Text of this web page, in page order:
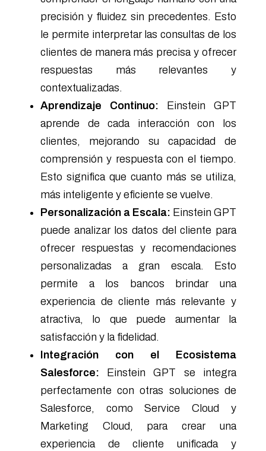
precisión y fluidez sin precedentes. Esto
le permite interpretar las consultas de los
clientes de manera más precisa y ofrecer
respuestas más relevantes y
contextualizadas.
Aprendizaje Continuo: Einstein GPT
aprende de cada interacción con los
clientes, mejorando su capacidad de
comprensión y respuesta con el tiempo.
Esto significa que cuanto más se utiliza,
más inteligente y eficiente se vuelve.
Personalización a Escala: Einstein GPT
puede analizar los datos del cliente para
ofrecer respuestas y recomendaciones
personalizadas a gran escala. Esto
permite a los bancos brindar una
experiencia de cliente más relevante y
atractiva, lo que puede aumentar la
satisfacción y la fidelidad.
Integración con el Ecosistema
Salesforce: Einstein GPT se integra
perfectamente con otras soluciones de
Salesforce, como Service Cloud y
Marketing Cloud, para crear una
experiencia de cliente unificada y